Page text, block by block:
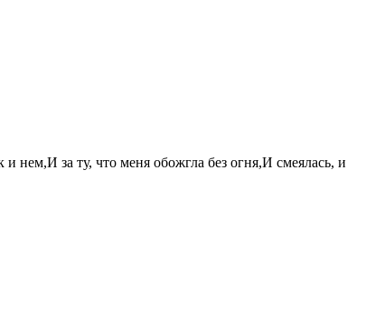
нем,И за ту, что меня обожгла без огня,И смеялась, и